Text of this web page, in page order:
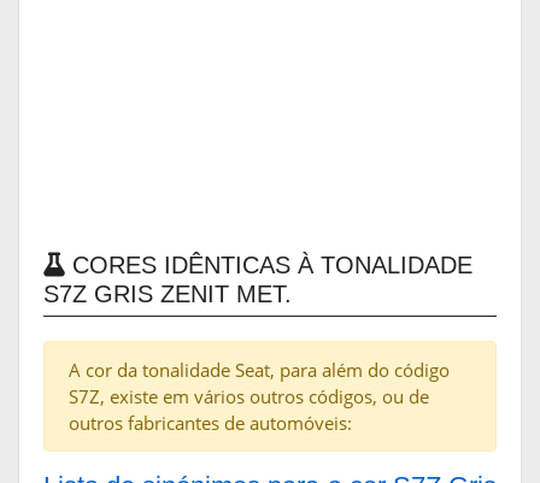
CORES IDÊNTICAS À TONALIDADE
S7Z GRIS ZENIT MET.
A cor da tonalidade Seat, para além do código
S7Z, existe em vários outros códigos, ou de
outros fabricantes de automóveis: